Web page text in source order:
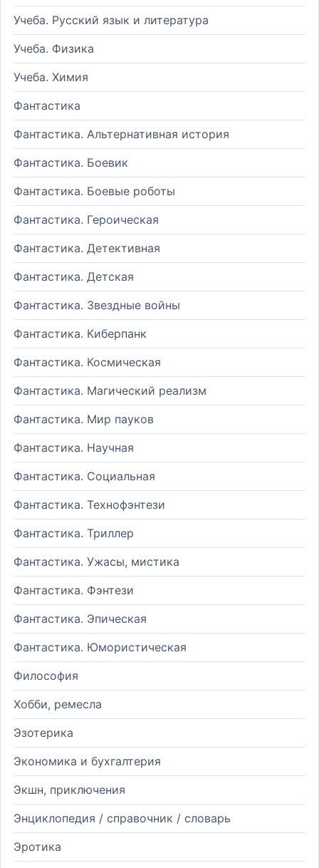
Учеба. Русский язык и литература
Учеба. Физика
Учеба. Химия
Фантастика
Фантастика. Альтернативная история
Фантастика. Боевик
Фантастика. Боевые роботы
Фантастика. Героическая
Фантастика. Детективная
Фантастика. Детская
Фантастика. Звездные войны
Фантастика. Киберпанк
Фантастика. Космическая
Фантастика. Магический реализм
Фантастика. Мир пауков
Фантастика. Научная
Фантастика. Социальная
Фантастика. Технофэнтези
Фантастика. Триллер
Фантастика. Ужасы, мистика
Фантастика. Фэнтези
Фантастика. Эпическая
Фантастика. Юмористическая
Философия
Хобби, ремесла
Эзотерика
Экономика и бухгалтерия
Экшн, приключения
Энциклопедия / справочник / словарь
Эротика